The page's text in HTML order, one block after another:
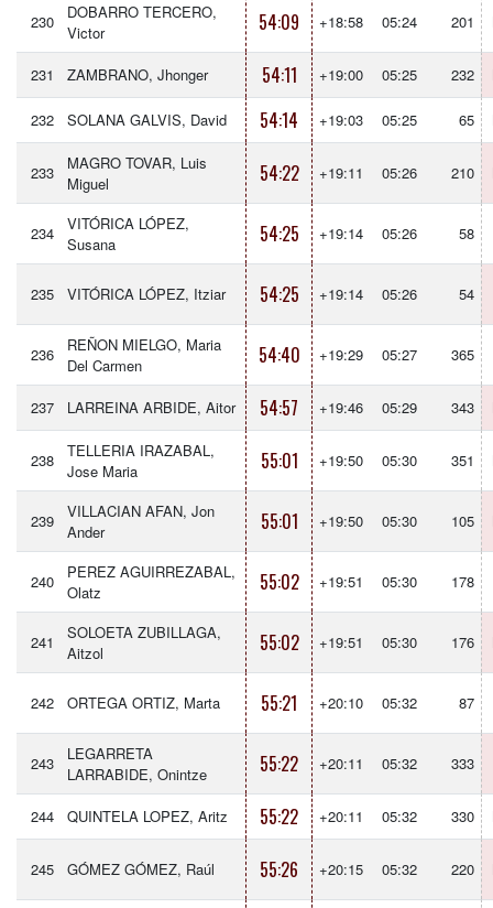
230
DOBARRO TERCERO,
Victor
54:09 +18:58 05:24 201
231 ZAMBRANO, Jhonger 54:11 +19:00 05:25 232
232 SOLANA GALVIS, David 54:14 +19:03 05:25 65
233
MAGRO TOVAR, Luis
Miguel
54:22 +19:11 05:26 210
234
VITÓRICA LÓPEZ,
Susana
54:25 +19:14 05:26 58
235 VITÓRICA LÓPEZ, Itziar 54:25 +19:14 05:26 54
236
REÑON MIELGO, Maria
Del Carmen
54:40 +19:29 05:27 365
237 LARREINA ARBIDE, Aitor 54:57 +19:46 05:29 343
238
TELLERIA IRAZABAL,
Jose Maria
55:01 +19:50 05:30 351
239
VILLACIAN AFAN, Jon
Ander
55:01 +19:50 05:30 105
240
PEREZ AGUIRREZABAL,
Olatz
55:02 +19:51 05:30 178
241
SOLOETA ZUBILLAGA,
Aitzol
55:02 +19:51 05:30 176
242 ORTEGA ORTIZ, Marta 55:21 +20:10 05:32 87
243
LEGARRETA
LARRABIDE, Onintze
55:22 +20:11 05:32 333
244 QUINTELA LOPEZ, Aritz 55:22 +20:11 05:32 330
245 GÓMEZ GÓMEZ, Raúl 55:26 +20:15 05:32 220